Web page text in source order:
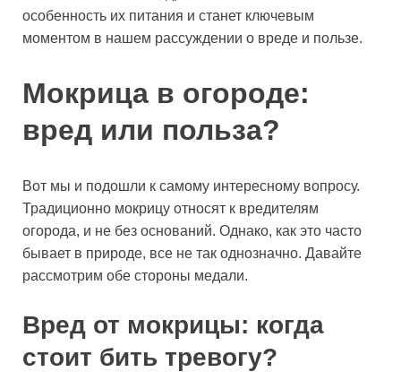
особенность их питания и станет ключевым
моментом в нашем рассуждении о вреде и пользе.
Мокрица в огороде:
вред или польза?
Вот мы и подошли к самому интересному вопросу.
Традиционно мокрицу относят к вредителям
огорода, и не без оснований. Однако, как это часто
бывает в природе, все не так однозначно. Давайте
рассмотрим обе стороны медали.
Вред от мокрицы: когда
стоит бить тревогу?